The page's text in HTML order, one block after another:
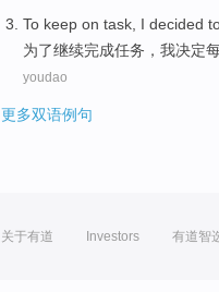
To keep on task, I decided
为了继续完成任务，我决定
youdao
更多双语例句
关于有道 Investors 有道智